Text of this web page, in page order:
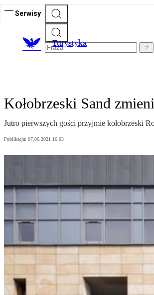
Serwisy
Turystyka
Kołobrzeski Sand
Jutro pierwszych gości przyjmie kołobrzeski
Publikacja: 07.06.2021 16:03